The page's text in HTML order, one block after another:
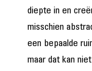
diepte in en
misschien
een bepaalde
maar dat kan